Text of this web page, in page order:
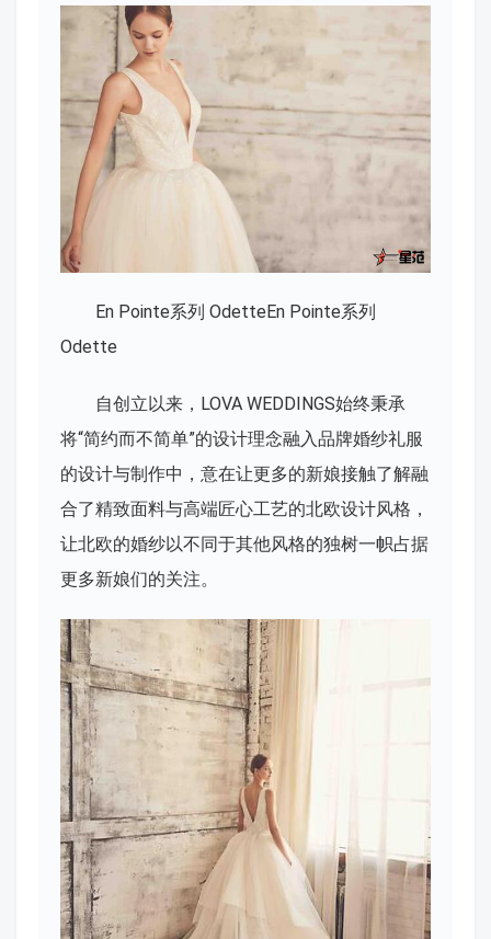
En Pointe系列 OdetteEn Pointe系列
Odette
自创立以来，LOVA WEDDINGS始终秉承
将“简约而不简单”的设计理念融入品牌婚纱礼服
的设计与制作中，意在让更多的新娘接触了解融
合了精致面料与高端匠心工艺的北欧设计风格，
让北欧的婚纱以不同于其他风格的独树一帜占据
更多新娘们的关注。